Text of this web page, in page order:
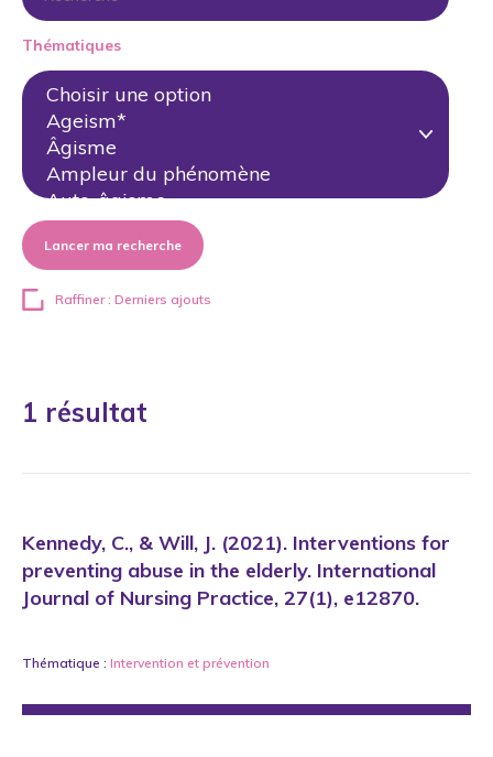
Thématiques
Lancer ma recherche
Raffiner : Derniers ajouts
1 résultat
Kennedy, C., & Will, J. (2021). Interventions for
preventing abuse in the elderly. International
Journal of Nursing Practice, 27(1), e12870.
Thématique : Intervention et prévention